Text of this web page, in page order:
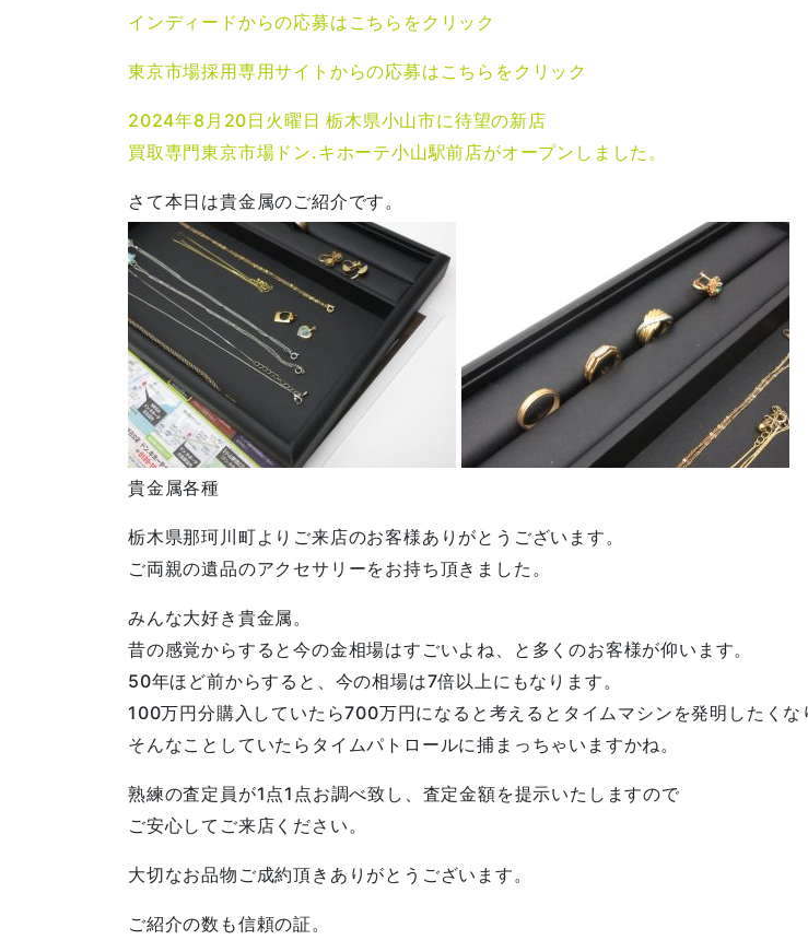
インディードからの応募はこちらをクリック
東京市場採用専用サイトからの応募はこちらをクリック
2024年8月20日火曜日 栃木県小山市に待望の新店
買取専門東京市場ドン.キホーテ小山駅前店がオープンしました。
さて本日は貴金属のご紹介です。
貴金属各種
栃木県那珂川町よりご来店のお客様ありがとうございます。
ご両親の遺品のアクセサリーをお持ち頂きました。
みんな大好き貴金属。
昔の感覚からすると今の金相場はすごいよね、と多くのお客様が仰います。
50年ほど前からすると、今の相場は7倍以上にもなります。
100万円分購入していたら700万円になると考えるとタイムマシンを発明したくな
そんなことしていたらタイムパトロールに捕まっちゃいますかね。
熟練の査定員が1点1点お調べ致し、査定金額を提示いたしますので
ご安心してご来店ください。
大切なお品物ご成約頂きありがとうございます。
ご紹介の数も信頼の証。